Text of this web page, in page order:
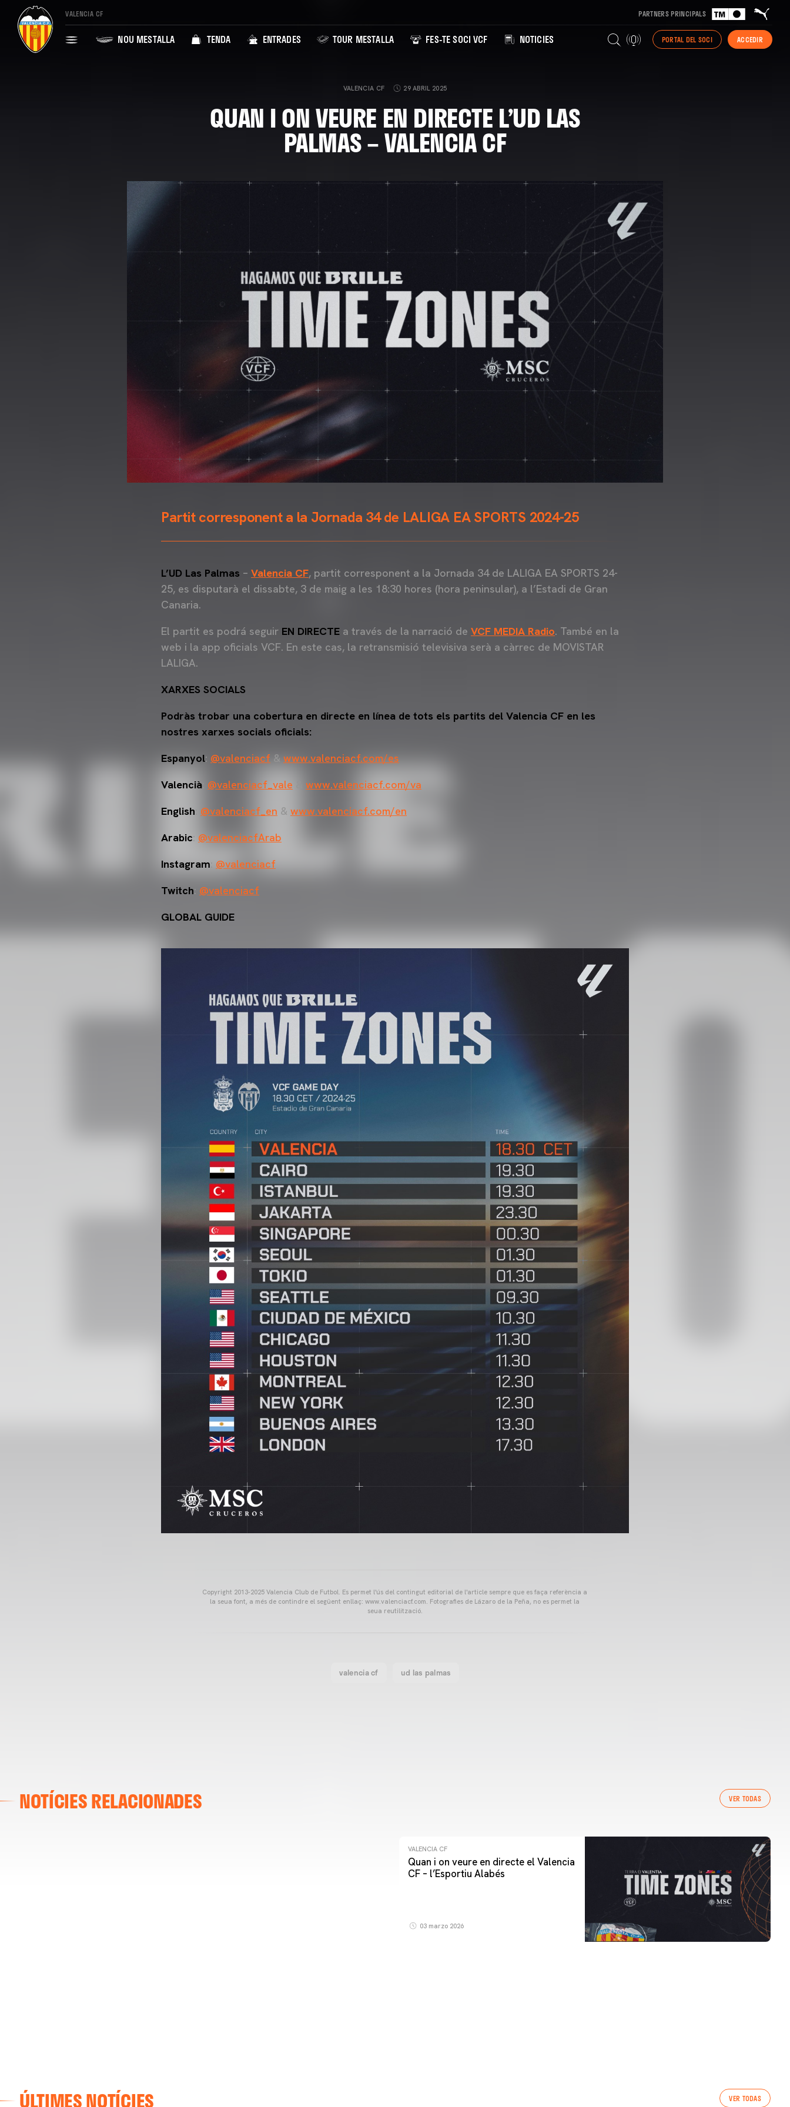
VALENCIA CF PARTNERS PRINCIPALS
NOU MESTALLA TENDA ENTRADES TOUR MESTALLA FES-TE SOCI VCF NOTICIES PORTAL DEL SOCI ACCEDIR
VALENCIA CF 29 ABRIL 2025
QUAN I ON VEURE EN DIRECTE L’UD LAS
PALMAS – VALENCIA CF
Partit corresponent a la Jornada 34 de LALIGA EA SPORTS 2024-25
L’UD Las Palmas – Valencia CF, partit corresponent a la Jornada 34 de LALIGA EA SPORTS 24-
25, es disputarà el dissabte, 3 de maig a les 18:30 hores (hora peninsular), a l’Estadi de Gran
Canaria.
El partit es podrá seguir EN DIRECTE a través de la narració de VCF MEDIA Radio. També en la
web i la app oficials VCF. En este cas, la retransmisió televisiva serà a càrrec de MOVISTAR
LALIGA.
XARXES SOCIALS
Podràs trobar una cobertura en directe en línea de tots els partits del Valencia CF en les
nostres xarxes socials oficials:
Espanyol: @valenciacf & www.valenciacf.com/es
Valencià @valenciacf_vale
www.valenciacf.com/va
English @valenciacf_en & www.valenciacf.com/en
Arabic: @valenciacfArab
Instagram @valenciacf
Twitch: @valenciacf
GLOBAL GUIDE
Copyright 2013-2025 Valencia Club de Futbol. Es permet l'ús del contingut editorial de l'article sempre que es faça referència a
la seua font, a més de contindre el següent enllaç: www.valenciacf.com. Fotografies de Lázaro de la Peña, no es permet la
seua reutilització.
valencia cf ud las palmas
NOTÍCIES RELACIONADES VER TODAS
VALENCIA CF
ENTRENAMENT DEL VALENCIA CF 04/03/26
VALENCIA CF
Quan i on veure en directe el Valencia
CF – l’Esportiu Alabés
03 marzo 2026
ÚLTIMES NOTÍCIES VER TODAS
ENTRENAMENT DEL VALENCIA CF 7/8/2026